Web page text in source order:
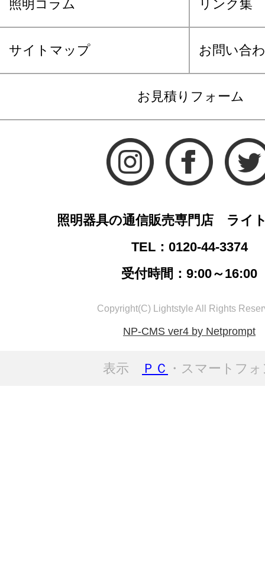
照明コラム リンク集
サイトマップ お問い合
お見積りフォーム
照明器具の通信販売専門店 ライ
TEL：0120-44-3374
受付時間：9:00～16:00
Copyright(C) Lightstyle All Rights
NP-CMS ver4 by Netprompt
表示 ＰＣ ・スマートフ